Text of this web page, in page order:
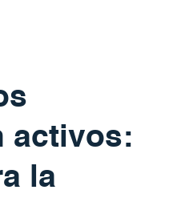
activos:
la